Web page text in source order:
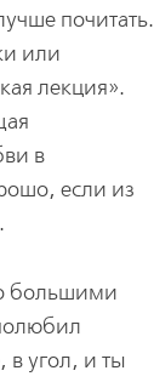
почитать.
или
лекция».
в
если из
большими
в угол, и ты